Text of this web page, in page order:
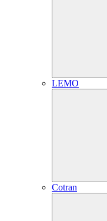
LEMO
Cotran